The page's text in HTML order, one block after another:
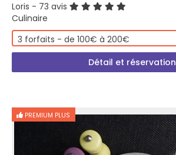
Loris - 73 avis
Culinaire
3 forfaits - de 100€ à 200€
Détail et réservation
PREMIUM PLUS